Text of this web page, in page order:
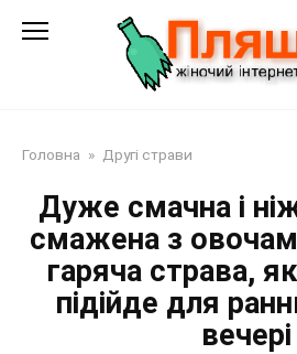
Головна » Другі страви
Дуже смачна і
смажена з
гаряча страва,
підійде для
вечері